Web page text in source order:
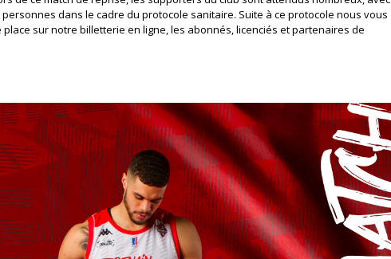
dans le cadre du protocole sanitaire. Suite à ce protocole nous vous
sur notre billetterie en ligne, les abonnés, licenciés et partenaires de